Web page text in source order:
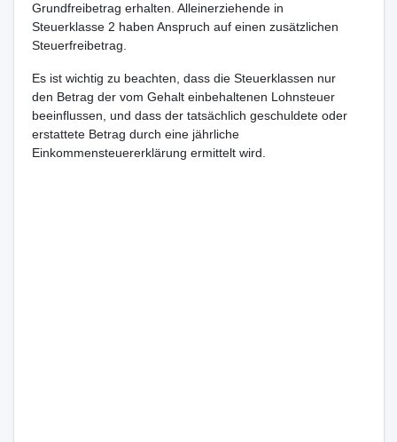
Grundfreibetrag erhalten. Alleinerziehende in
Steuerklasse 2 haben Anspruch auf einen zusätzlichen
Steuerfreibetrag.
Es ist wichtig zu beachten, dass die Steuerklassen nur
den Betrag der vom Gehalt einbehaltenen Lohnsteuer
beeinflussen, und dass der tatsächlich geschuldete oder
erstattete Betrag durch eine jährliche
Einkommensteuererklärung ermittelt wird.